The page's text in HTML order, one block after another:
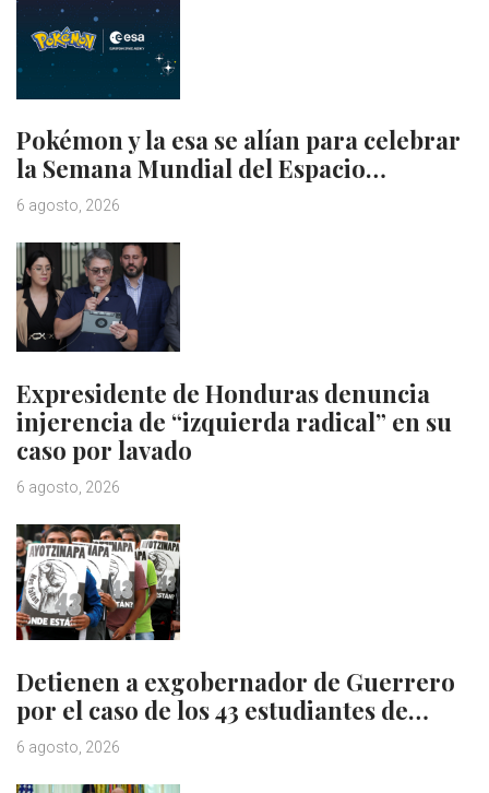
Pokémon y la esa se alían para celebrar
la Semana Mundial del Espacio…
6 agosto, 2026
Expresidente de Honduras denuncia
injerencia de “izquierda radical” en su
caso por lavado
6 agosto, 2026
Detienen a exgobernador de Guerrero
por el caso de los 43 estudiantes de…
6 agosto, 2026